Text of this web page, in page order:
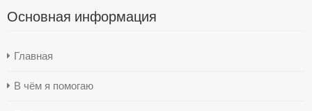
Основная информация
Главная
В чём я помогаю